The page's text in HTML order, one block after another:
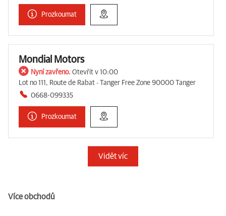
Prozkoumat
Mondial Motors
Nyní zavřeno. Otevřít v 10:00
Lot no 111, Route de Rabat - Tanger Free Zone 90000 Tanger
0668-099335
Prozkoumat
Vidět víc
Více obchodů